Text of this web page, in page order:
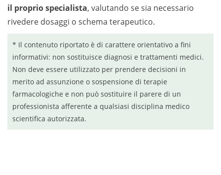
il proprio specialista, valutando se sia necessario
rivedere dosaggi o schema terapeutico.
* Il contenuto riportato è di carattere orientativo a fini
informativi: non sostituisce diagnosi e trattamenti medici.
Non deve essere utilizzato per prendere decisioni in
merito ad assunzione o sospensione di terapie
farmacologiche e non può sostituire il parere di un
professionista afferente a qualsiasi disciplina medico
scientifica autorizzata.